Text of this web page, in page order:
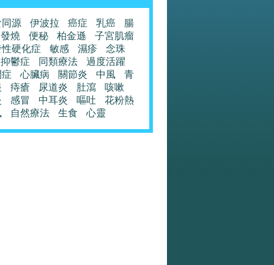
源 伊波拉 癌症 乳癌
腸
發燒
便秘 柏金遜
子宮肌瘤
硬化症
敏感 濕疹
念珠
抑鬱症
同類療法
過度活躍
心臟病 關節炎 中風
青
痔瘡 尿道炎 肚瀉
咳嗽
感冒 中耳炎 嘔吐
花粉熱
自然療法 生食 心靈